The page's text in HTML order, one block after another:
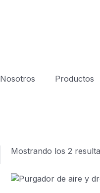
Nosotros Productos
Mostrando los 2